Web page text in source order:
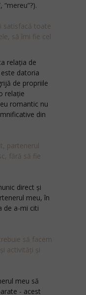
satisfacă toate
să îmi fie cel
relația de
datoria
de propriile
relație
romantic nu
din
partenerul
fără să fie
direct şi
meu, în
de a-mi citi
să facem
activități și
meu să
- acest